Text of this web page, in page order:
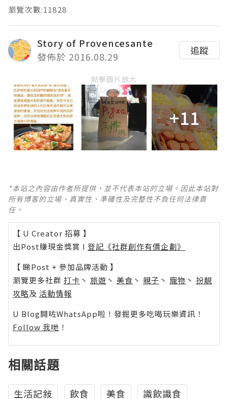
瀏覽次數:11828
Story of Provencesante
發佈於 2016.08.29
追蹤
點擊圖片放大
+11
*本站之內容由作者所提供，並不代表本站的立場。因此本站對
所有博客的立場、真實性、準確性及完整性不負任何法律責
任。
【 U Creator 招募 】
出Post賺現金獎賞 l 登記《社群創作有價企劃》
【 睇Post + 參加品牌活動 】
瀏覽更多社群 打卡 丶 旅遊 丶 美食 丶 親子 丶 寵物 丶 扮靚
攻略及 活動情報
U Blog開咗WhatsApp啦！發掘更多吃喝玩樂資訊！
Follow 我哋 ！
相關話題
生活記敍 飲食 美食 識飲識食